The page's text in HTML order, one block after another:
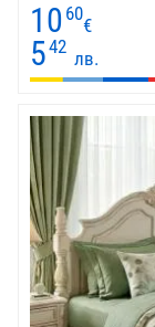
10 60
€
542
лв.